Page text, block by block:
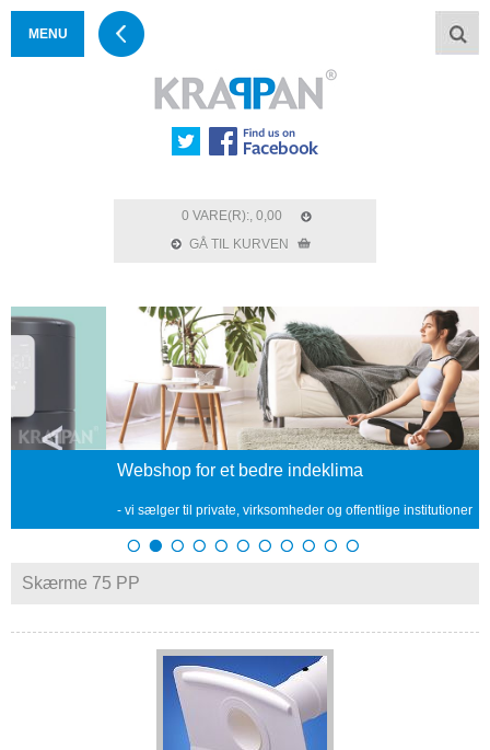
MENU
0 VARE(R):, 0,00
GÅ TIL KURVEN
Webshop for et bedre indeklima
- vi sælger til private, virksomheder og offentlige institutioner
Skærme 75 PP